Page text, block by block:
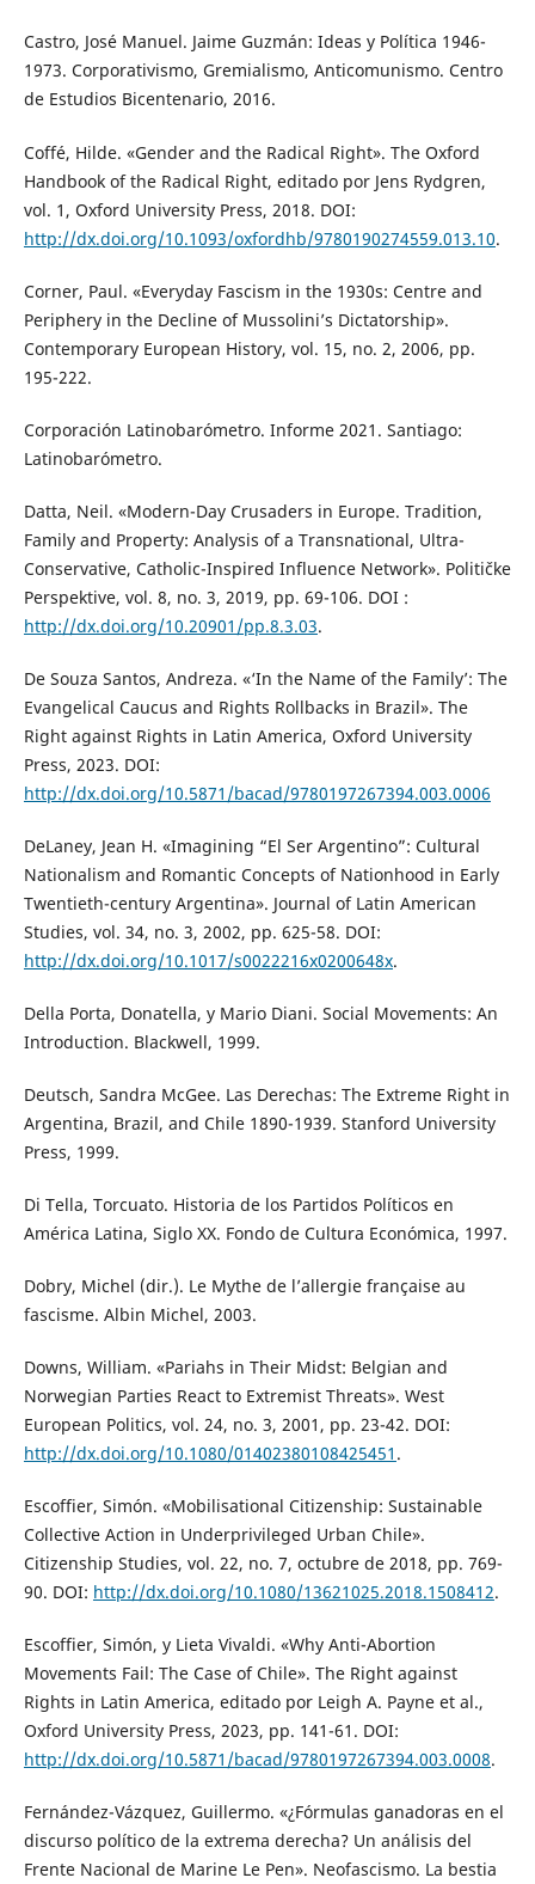
Castro, José Manuel. Jaime Guzmán: Ideas y Política 1946-
1973. Corporativismo, Gremialismo, Anticomunismo. Centro
de Estudios Bicentenario, 2016.
Coffé, Hilde. «Gender and the Radical Right». The Oxford
Handbook of the Radical Right, editado por Jens Rydgren,
vol. 1, Oxford University Press, 2018. DOI:
http://dx.doi.org/10.1093/oxfordhb/9780190274559.013.10.
Corner, Paul. «Everyday Fascism in the 1930s: Centre and
Periphery in the Decline of Mussolini’s Dictatorship».
Contemporary European History, vol. 15, no. 2, 2006, pp.
195-222.
Corporación Latinobarómetro. Informe 2021. Santiago:
Latinobarómetro.
Datta, Neil. «Modern-Day Crusaders in Europe. Tradition,
Family and Property: Analysis of a Transnational, Ultra-
Conservative, Catholic-Inspired Influence Network». Političke
Perspektive, vol. 8, no. 3, 2019, pp. 69-106. DOI :
http://dx.doi.org/10.20901/pp.8.3.03.
De Souza Santos, Andreza. «‘In the Name of the Family’: The
Evangelical Caucus and Rights Rollbacks in Brazil». The
Right against Rights in Latin America, Oxford University
Press, 2023. DOI:
http://dx.doi.org/10.5871/bacad/9780197267394.003.0006
DeLaney, Jean H. «Imagining “El Ser Argentino”: Cultural
Nationalism and Romantic Concepts of Nationhood in Early
Twentieth-century Argentina». Journal of Latin American
Studies, vol. 34, no. 3, 2002, pp. 625-58. DOI:
http://dx.doi.org/10.1017/s0022216x0200648x.
Della Porta, Donatella, y Mario Diani. Social Movements: An
Introduction. Blackwell, 1999.
Deutsch, Sandra McGee. Las Derechas: The Extreme Right in
Argentina, Brazil, and Chile 1890-1939. Stanford University
Press, 1999.
Di Tella, Torcuato. Historia de los Partidos Políticos en
América Latina, Siglo XX. Fondo de Cultura Económica, 1997.
Dobry, Michel (dir.). Le Mythe de l’allergie française au
fascisme. Albin Michel, 2003.
Downs, William. «Pariahs in Their Midst: Belgian and
Norwegian Parties React to Extremist Threats». West
European Politics, vol. 24, no. 3, 2001, pp. 23-42. DOI:
http://dx.doi.org/10.1080/01402380108425451 .
Escoffier, Simón. «Mobilisational Citizenship: Sustainable
Collective Action in Underprivileged Urban Chile».
Citizenship Studies, vol. 22, no. 7, octubre de 2018, pp. 769-
90. DOI: http://dx.doi.org/10.1080/13621025.2018.1508412.
Escoffier, Simón, y Lieta Vivaldi. «Why Anti-Abortion
Movements Fail: The Case of Chile». The Right against
Rights in Latin America, editado por Leigh A. Payne et al.,
Oxford University Press, 2023, pp. 141-61. DOI:
http://dx.doi.org/10.5871/bacad/9780197267394.003.0008.
Fernández-Vázquez, Guillermo. «¿Fórmulas ganadoras en el
discurso político de la extrema derecha? Un análisis del
Frente Nacional de Marine Le Pen». Neofascismo. La bestia